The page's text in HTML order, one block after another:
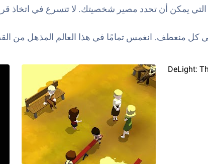
يمكن أن تحدد مصير شخصيتك. لا تتسرع في اتخاذ
كل منعطف. انغمس تمامًا في هذا العالم المذهل من